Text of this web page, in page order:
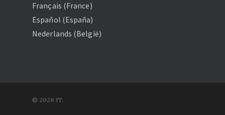
Français (France)
Español (España)
Nederlands (België)
© 2026 IT.